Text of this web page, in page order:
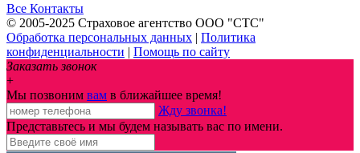
Все Контакты
© 2005-2025 Страховое агентство ООО "СТС"
Обработка персональных данных | Политика
конфиденциальности | Помощь по сайту
Заказать звонок
+
Мы позвоним вам в ближайшее время!
Жду звонка!
Представьтесь и мы будем называть вас по имени.